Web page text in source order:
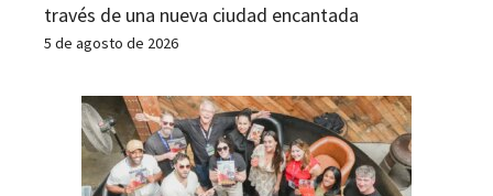
través de una nueva ciudad encantada
5 de agosto de 2026